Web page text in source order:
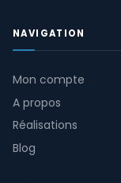
NAVIGATION
Mon compte
A propos
Réalisations
Blog